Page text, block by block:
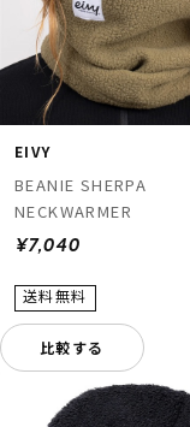
EIVY
BEANIE SHERPA
NECKWARMER
¥7,040
比較する